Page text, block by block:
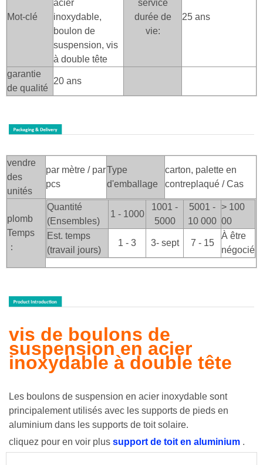
Mot-clé
acier
inoxydable,
boulon de
suspension, vis
à double tête
service
durée de
vie:
25 ans
garantie
de qualité
20 ans
vendre
des
unités
par mètre / par
pcs
Type
d'emballage
carton, palette en
contreplaqué / Cas
plomb
Temps
：
Quantité
(Ensembles)
1 - 1000
1001 -
5000
5001 -
10 000
> 100
00
Est. temps
(travail jours)
1 - 3 3- sept 7 - 15
À être
négocié
vis de boulons de
suspension en acier
inoxydable à double tête
Les boulons de suspension en acier inoxydable sont
principalement utilisés avec les supports de pieds en
aluminium dans les supports de toit solaire.
cliquez pour en voir plus support de toit en aluminium .